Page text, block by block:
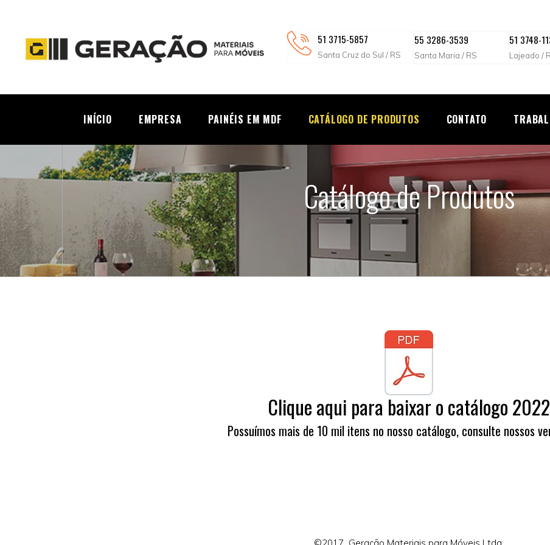
51 3715-5857
Santa Cruz do Sul / RS
55 3286-3539
Santa Maria / RS
51 3748-
Lajeado /
INÍCIO EMPRESA PAINÉIS EM MDF CATÁLOGO DE PRODUTOS CONTATO
Catálogo de Produtos
Clique aqui para baixar o catálogo 2022
Possuímos mais de 10 mil itens no nosso catálogo, consulte nossos